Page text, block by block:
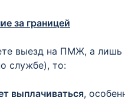
за границей
выезд на ПМЖ, а лишь
службе), то:​
выплачиваться,